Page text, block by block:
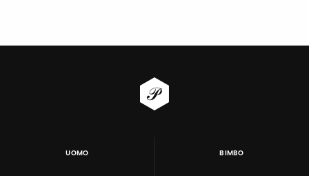
UOMO BIMBO